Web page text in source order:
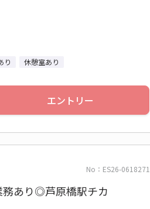
り 休憩室あり
エントリー
No：ES26-0618271
あり◎芦原橋駅チカ